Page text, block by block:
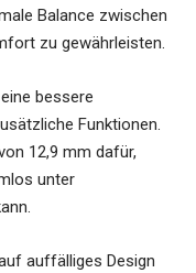
Balance zwischen
zu gewährleisten.
bessere
Funktionen.
12,9 mm dafür,
unter
auffälliges Design